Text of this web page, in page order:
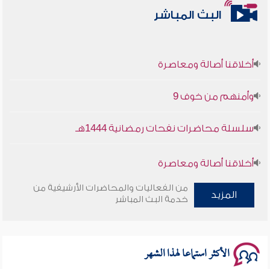
البث المباشر
أخلاقنا أصالة ومعاصرة
وأمنهم من خوف 9
سلسلة محاضرات نفحات رمضانية 1444هـ
أخلاقنا أصالة ومعاصرة
وأمنهم من خوف 9
المزيد
من الفعاليات والمحاضرات الأرشيفية من
خدمة البث المباشر
الأكثر استماعا لهذا الشهر